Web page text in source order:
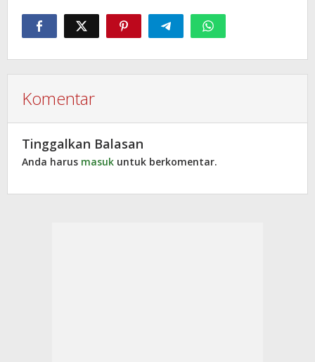
Komentar
Tinggalkan Balasan
Anda harus masuk untuk berkomentar.